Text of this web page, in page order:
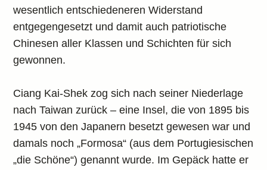
wesentlich entschiedeneren Widerstand
entgegengesetzt und damit auch patriotische
Chinesen aller Klassen und Schichten für sich
gewonnen.
Ciang Kai-Shek zog sich nach seiner Niederlage
nach Taiwan zurück – eine Insel, die von 1895 bis
1945 von den Japanern besetzt gewesen war und
damals noch „Formosa“ (aus dem Portugiesischen
„die Schöne“) genannt wurde. Im Gepäck hatte er